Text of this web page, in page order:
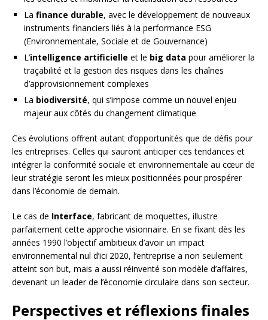
La finance durable, avec le développement de nouveaux
instruments financiers liés à la performance ESG
(Environnementale, Sociale et de Gouvernance)
L’intelligence artificielle et le big data pour améliorer la
traçabilité et la gestion des risques dans les chaînes
d’approvisionnement complexes
La biodiversité, qui s’impose comme un nouvel enjeu
majeur aux côtés du changement climatique
Ces évolutions offrent autant d’opportunités que de défis pour
les entreprises. Celles qui sauront anticiper ces tendances et
intégrer la conformité sociale et environnementale au cœur de
leur stratégie seront les mieux positionnées pour prospérer
dans l’économie de demain.
Le cas de Interface, fabricant de moquettes, illustre
parfaitement cette approche visionnaire. En se fixant dès les
années 1990 l’objectif ambitieux d’avoir un impact
environnemental nul d’ici 2020, l’entreprise a non seulement
atteint son but, mais a aussi réinventé son modèle d’affaires,
devenant un leader de l’économie circulaire dans son secteur.
Perspectives et réflexions finales